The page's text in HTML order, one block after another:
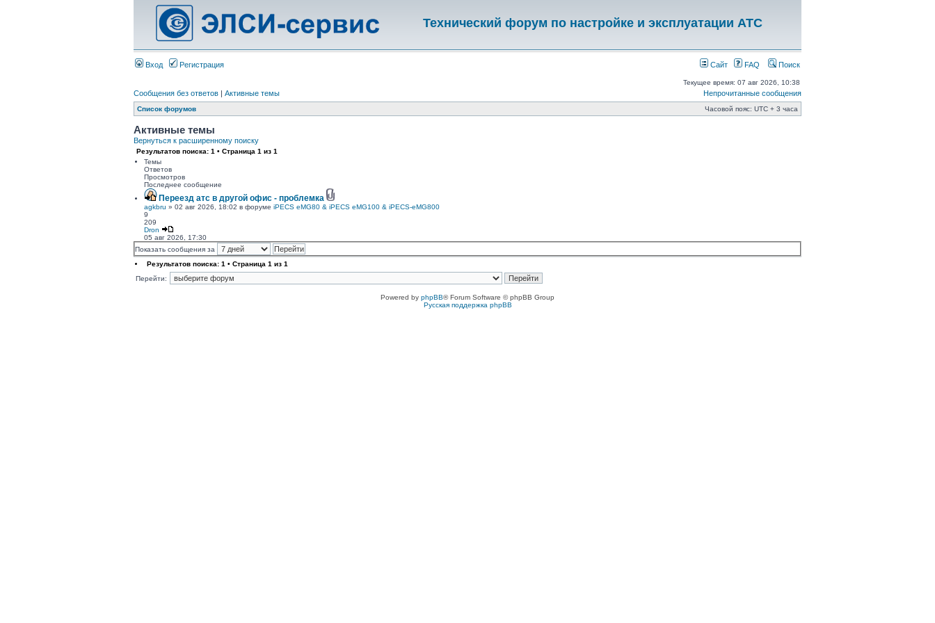
Технический форум по настройке и эксплуатации АТС
Вход Регистрация Сайт FAQ Поиск
Текущее время: 07 авг 2026, 10:38
Сообщения без ответов | Активные темы Непрочитанные сообщения
Список форумов Часовой пояс: UTC + 3 часа
Активные темы
Вернуться к расширенному поиску
Результатов поиска: 1 • Страница 1 из 1
Темы
Ответов
Просмотров
Последнее сообщение
Переезд атс в другой офис - проблемка
agkbru » 02 авг 2026, 18:02 в форуме iPECS eMG80 & iPECS eMG100 & iPECS-eMG800
9
209
Dron
05 авг 2026, 17:30
Показать сообщения за
Результатов поиска: 1 • Страница 1 из 1
Перейти:
Powered by phpBB® Forum Software © phpBB Group
Русская поддержка phpBB